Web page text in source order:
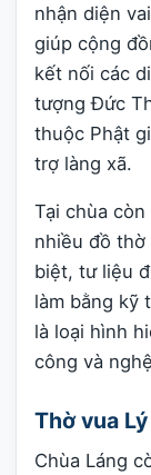
nhận diện
giúp cộng
kết nối các
tượng Đức
thuộc Phật
trợ làng xã.
Tại chùa
nhiều đồ
biệt, tư liệu
làm bằng kỹ
là loại hình
công và
Thờ vua
Chùa Láng